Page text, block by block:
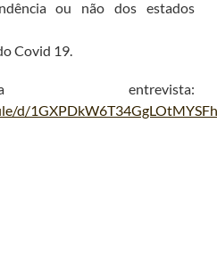
ou não dos estados
Covid 19.
d/